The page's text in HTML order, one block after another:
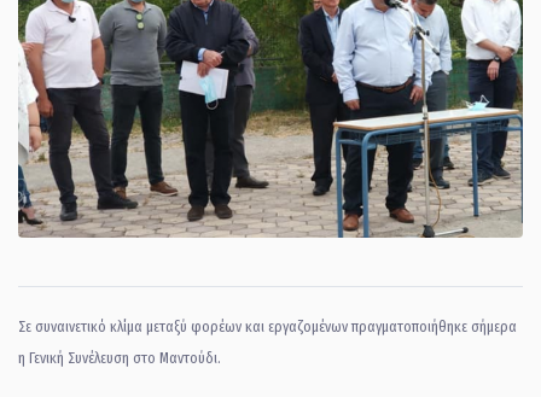
Σε συναινετικό κλίμα μεταξύ φορέων και εργαζομένων πραγματοποιήθηκε σήμερα
η Γενική Συνέλευση στο Μαντούδι.